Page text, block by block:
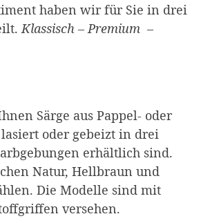
haben wir für Sie in drei
Klassisch – Premium –
Särge aus Pappel- oder
oder gebeizt in drei
erhältlich sind.
Natur, Hellbraun und
Die Modelle sind mit
versehen.